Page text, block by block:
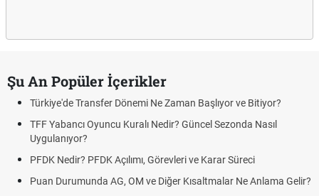
Şu An Popüler İçerikler
Türkiye'de Transfer Dönemi Ne Zaman Başlıyor ve Bitiyor?
TFF Yabancı Oyuncu Kuralı Nedir? Güncel Sezonda Nasıl
Uygulanıyor?
PFDK Nedir? PFDK Açılımı, Görevleri ve Karar Süreci
Puan Durumunda AG, OM ve Diğer Kısaltmalar Ne Anlama Gelir?